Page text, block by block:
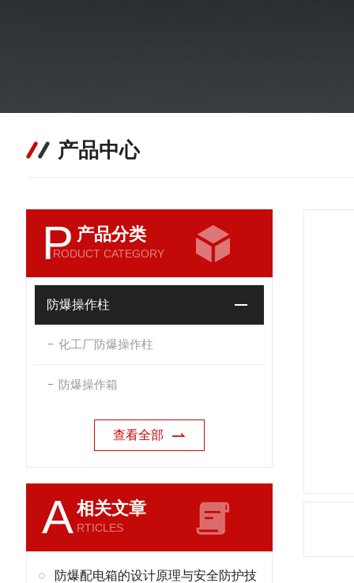
产品中心
P 产品分类
RODUCT CATEGORY
防爆操作柱
化工厂防爆操作柱
防爆操作箱
查看全部
A相关文章
RTICLES
防爆配电箱的设计原理与安全防护技